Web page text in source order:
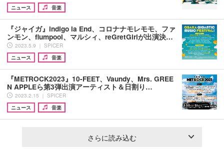
ニュース
音楽
『ジャイガ』indigo la End、コロナナモレモモ、ファ
ンモン、flumpool、マルシィ、reGretGirlが出演決…
2023.5.9 ｜ SPICER
ニュース
音楽
『METROCK2023』10-FEET、Vaundy、Mrs. GREE
N APPLEら第3弾出演アーティスト＆日割り…
2023.2.15 ｜ SPICER
ニュース
音楽
さらに読み込む